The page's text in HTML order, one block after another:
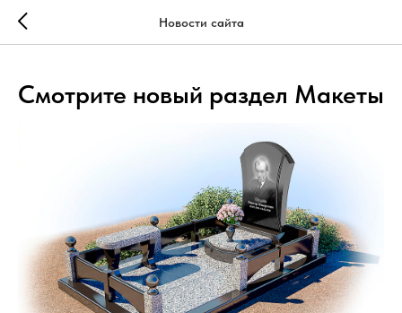
Новости сайта
Смотрите новый раздел Макеты